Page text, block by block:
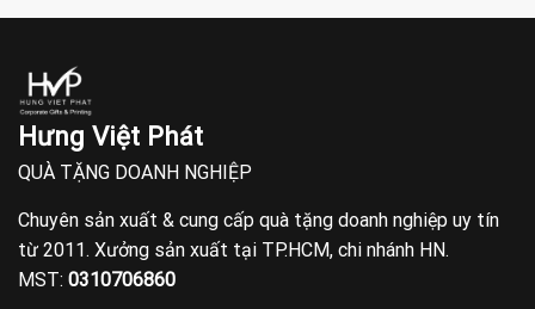
Hưng Việt Phát
QUÀ TẶNG DOANH NGHIỆP
Chuyên sản xuất & cung cấp quà tặng doanh nghiệp uy tín
từ 2011. Xưởng sản xuất tại TP.HCM, chi nhánh HN.
MST: 0310706860